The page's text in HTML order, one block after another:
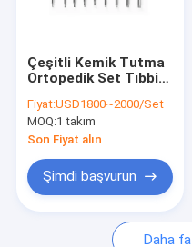
Çeşitli Kemik Tutma
Ortopedik Set Tıbbi
Fiyat:USD1800~2000/Set
MOQ:1 takım
Son Fiyat alın
Şimdi başvurun
Daha